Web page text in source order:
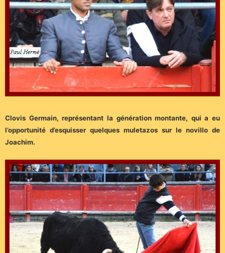
Clovis Germain, représentant la génération montante, qui a eu
l’opportunité d’esquisser quelques muletazos sur le novillo de
Joachim.